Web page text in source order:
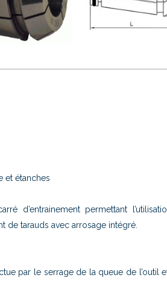
et étanches
d’entrainement permettant
de tarauds avec arrosage intégré.
par le serrage de la queue de l’outil